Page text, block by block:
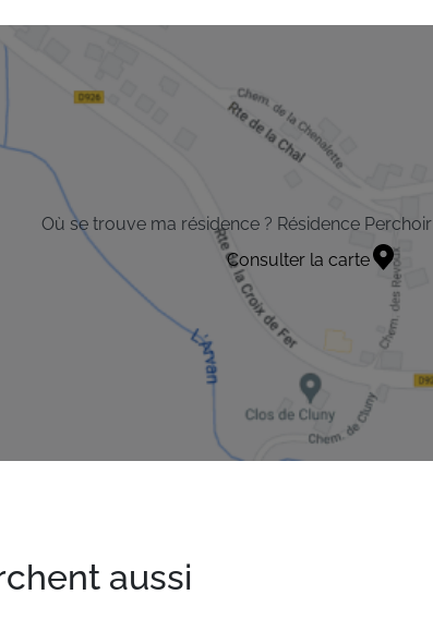
Où se trouve ma résidence ? Résidence Perchoir
Consulter la carte
aussi